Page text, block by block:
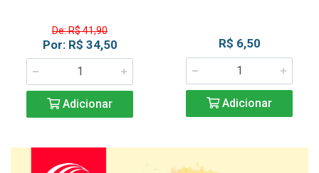
De: R$ 41,90
Por: R$ 34,50
Adicionar
R$ 6,50
Adicionar